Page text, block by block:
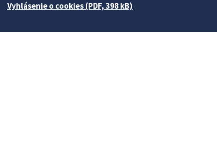
Vyhlásenie o cookies (PDF, 398 kB)